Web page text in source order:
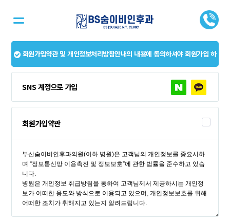
회원가입약관 및 개인정보처리방침안내의 내용에 동의하셔야 회원가입 하
SNS 계정으로 가입
회원가입약관